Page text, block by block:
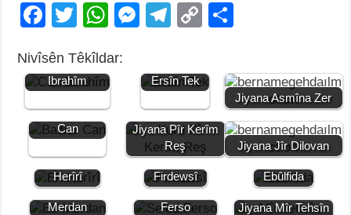
F
c
e
b
o
o
k
T
tt
er
W
at
s
A
M
e
n
g
er
T
gr
a
m
C
y
Li
n
k
e
Nivîsên Têkîldar:
Jiyana Can
Ibrahîm
Ersîn Tek
Jiyana Asmîna Zer
Jiyana Bawer
Can
Jiyana Pîr Kerîm
Reş
Jiyana Jîr Dilovan
Jiyana Elî
Herîrî
Jiyana
Firdewsî
Jiyana
Ebûlfida
Jiyana Elî
Merdan
Jiyana Se’ed
Ferso
Jiyana Mîr Tehsîn